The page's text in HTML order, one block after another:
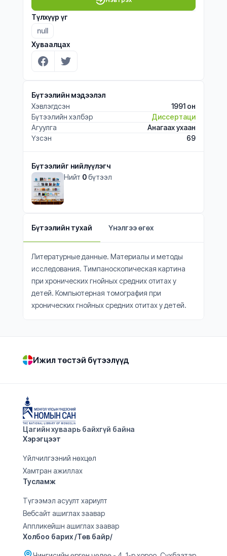
Түлхүүр үг
null
Хуваалцах
Бүтээлийн мэдээлэл
Хэвлэгдсэн
1991 он
Бүтээлийн хэлбэр
Диссертаци
Агуулга
Анагаах ухаан
Үзсэн
69
Бүтээлийг нийлүүлэгч
Нийт 0бүтээл
Бүтээлийн тухай Үнэлгээ өгөх
Литературные данные. Материалы и методы
исследования. Тимпаноскопическая картина
при хронических гнойных средних отитах у
детей. Компьютерная томография при
хронических гнойных средних отитах у детей.
Ижил төстэй бүтээлүүд
Цагийн хуваарь байхгүй байна
Хэрэгцээт
Үйлчилгээний нөхцөл
Хамтран ажиллах
Тусламж
Түгээмэл асуулт хариулт
Вебсайт ашиглах заавар
Аппликейшн ашиглах заавар
Холбоо барих /Төв байр/